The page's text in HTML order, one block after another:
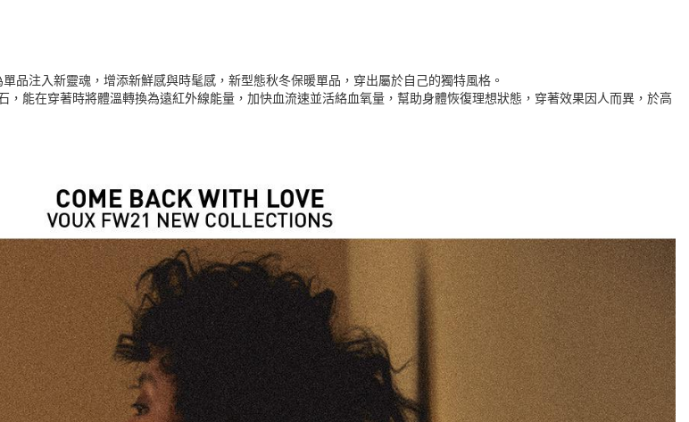
品注入新靈魂，增添新鮮感與時髦感，新型態秋冬保暖單品，穿出屬於自己的獨特風格。
能在穿著時將體溫轉換為遠紅外線能量，加快血流速並活絡血氧量，幫助身體恢復理想狀態，穿著效果因人而異，於高